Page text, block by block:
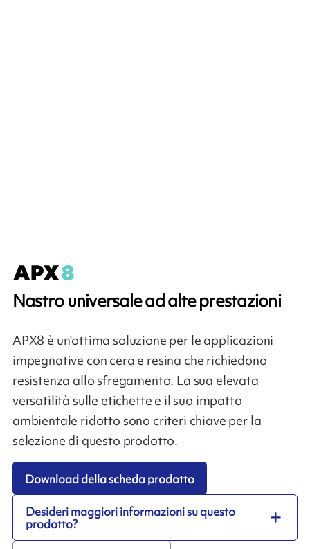
Nastro universale ad alte prestazioni
APX8 è un'ottima soluzione per le applicazioni
impegnative con cera e resina che richiedono
resistenza allo sfregamento. La sua elevata
versatilità sulle etichette e il suo impatto
ambientale ridotto sono criteri chiave per la
selezione di questo prodotto.
Download della scheda prodotto
Desideri maggiori informazioni su questo
prodotto?